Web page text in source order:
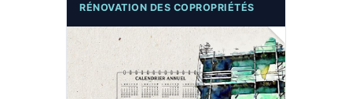
RÉNOVATION DES COPROPRIÉTÉS